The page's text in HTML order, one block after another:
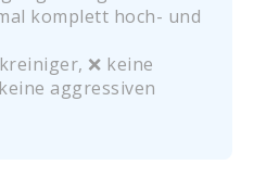
komplett hoch- und
❌ keine
aggressiven